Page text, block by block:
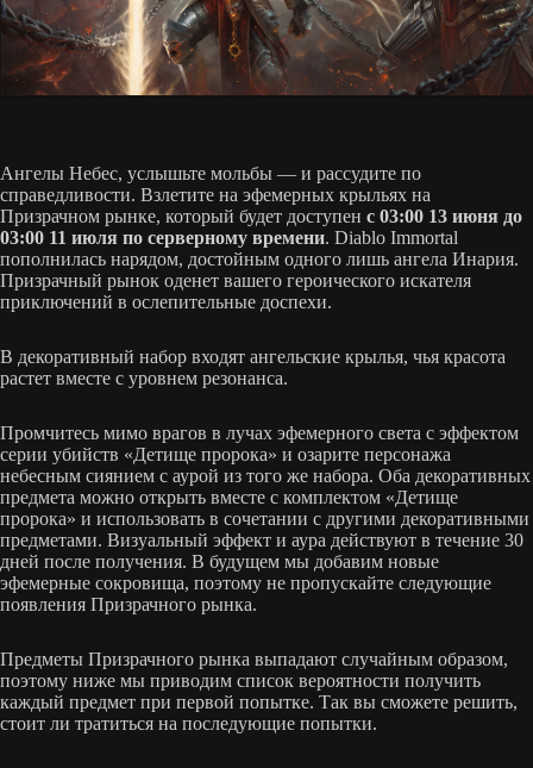
Ангелы Небес, услышьте мольбы — и рассудите по
справедливости. Взлетите на эфемерных крыльях на
Призрачном рынке, который будет доступен с 03:00 13 июня до
03:00 11 июля по серверному времени. Diablo Immortal
пополнилась нарядом, достойным одного лишь ангела Инария.
Призрачный рынок оденет вашего героического искателя
приключений в ослепительные доспехи.
В декоративный набор входят ангельские крылья, чья красота
растет вместе с уровнем резонанса.
Промчитесь мимо врагов в лучах эфемерного света с эффектом
серии убийств «Детище пророка» и озарите персонажа
небесным сиянием с аурой из того же набора. Оба декоративных
предмета можно открыть вместе с комплектом «Детище
пророка» и использовать в сочетании с другими декоративными
предметами. Визуальный эффект и аура действуют в течение 30
дней после получения. В будущем мы добавим новые
эфемерные сокровища, поэтому не пропускайте следующие
появления Призрачного рынка.
Предметы Призрачного рынка выпадают случайным образом,
поэтому ниже мы приводим список вероятности получить
каждый предмет при первой попытке. Так вы сможете решить,
стоит ли тратиться на последующие попытки.